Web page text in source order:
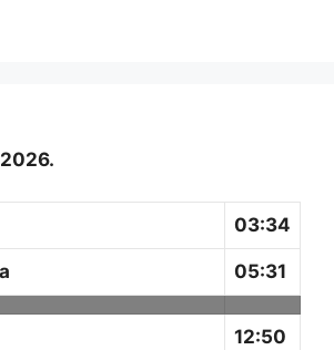
03:34
05:31
12:50